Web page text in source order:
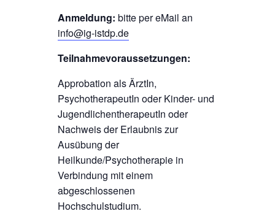
Anmeldung: bitte per eMail an
info@ig-istdp.de
Teilnahmevoraussetzungen:
Approbation als ÄrztIn,
PsychotherapeutIn oder Kinder- und
JugendlichentherapeutIn oder
Nachweis der Erlaubnis zur
Ausübung der
Heilkunde/Psychotherapie in
Verbindung mit einem
abgeschlossenen
Hochschulstudium.